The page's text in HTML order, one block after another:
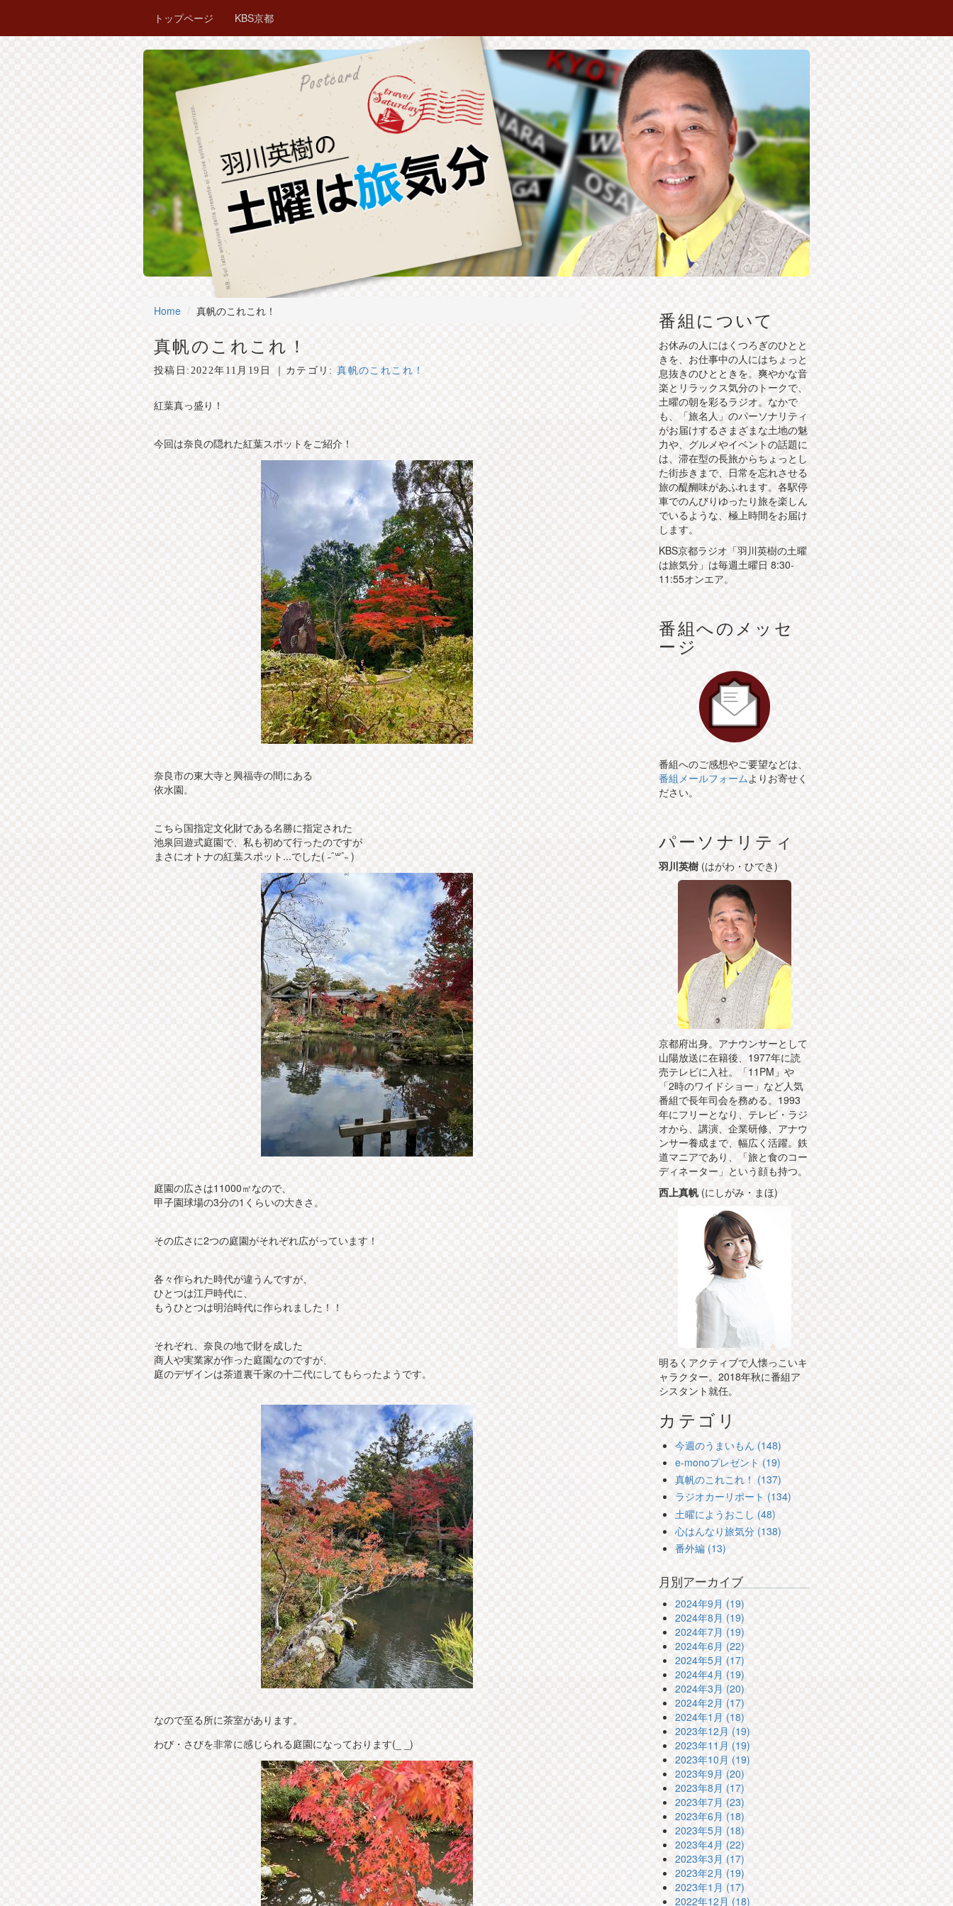
トップページ KBS京都
Home 真帆のこれこれ！
真帆のこれこれ！
投稿日: 2022年11月19日 ｜カテゴリ:真帆のこれこれ！
紅葉真っ盛り！
今回は奈良の隠れた紅葉スポットをご紹介！
奈良市の東大寺と興福寺の間にある
依水園。
こちら国指定文化財である名勝に指定された
池泉回遊式庭園で、私も初めて行ったのですが
まさにオトナの紅葉スポット...でした( ˶ ˆ꒳ˆ˵ )
庭園の広さは11000㎡なので、
甲子園球場の3分の1くらいの大きさ。
その広さに2つの庭園がそれぞれ広がっています！
各々作られた時代が違うんですが、
ひとつは江戸時代に、
もうひとつは明治時代に作られました！！
それぞれ、奈良の地で財を成した
商人や実業家が作った庭園なのですが、
庭のデザインは茶道裏千家の十二代にしてもらったようです。
なので至る所に茶室があります。
わび・さびを非常に感じられる庭園になっております(_ _)
番組について
お休みの人にはくつろぎのひとと
きを、お仕事中の人にはちょっと
息抜きのひとときを。爽やかな音
楽とリラックス気分のトークで、
土曜の朝を彩るラジオ。なかで
も、「旅名人」のパーソナリティ
がお届けするさまざまな土地の魅
力や、グルメやイベントの話題に
は、滞在型の長旅からちょっとし
た街歩きまで、日常を忘れさせる
旅の醍醐味があふれます。各駅停
車でのんびりゆったり旅を楽しん
でいるような、極上時間をお届け
します。
KBS京都ラジオ「羽川英樹の土曜
は旅気分」は毎週土曜日 8:30-
11:55オンエア。
番組へのメッセ
ージ
番組へのご感想やご要望などは、
番組メールフォームよりお寄せく
ださい。
パーソナリティ
羽川英樹(はがわ・ひでき)
京都府出身。アナウンサーとして
山陽放送に在籍後、1977年に読
売テレビに入社。「11PM」や
「2時のワイドショー」など人気
番組で長年司会を務める。1993
年にフリーとなり、テレビ・ラジ
オから、講演、企業研修、アナウ
ンサー養成まで、幅広く活躍。鉄
道マニアであり、「旅と食のコー
ディネーター」という顔も持つ。
西上真帆(にしがみ・まほ)
明るくアクティブで人懐っこいキ
ャラクター。2018年秋に番組ア
シスタント就任。
カテゴリ
今週のうまいもん (148)
e-monoプレゼント (19)
真帆のこれこれ！ (137)
ラジオカーリポート (134)
土曜にようおこし (48)
心はんなり旅気分 (138)
番外編 (13)
月別アーカイブ
2024年9月 (19)
2024年8月 (19)
2024年7月 (19)
2024年6月 (22)
2024年5月 (17)
2024年4月 (19)
2024年3月 (20)
2024年2月 (17)
2024年1月 (18)
2023年12月 (19)
2023年11月 (19)
2023年10月 (19)
2023年9月 (20)
2023年8月 (17)
2023年7月 (23)
2023年6月 (18)
2023年5月 (18)
2023年4月 (22)
2023年3月 (17)
2023年2月 (19)
2023年1月 (17)
2022年12月 (18)